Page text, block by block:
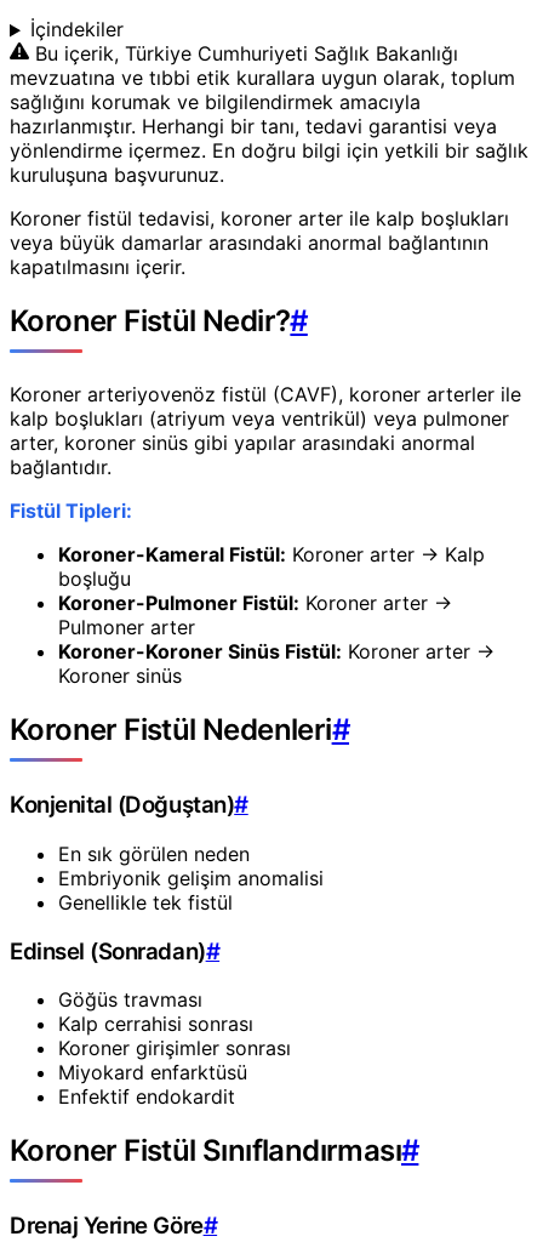
İçindekiler
Bu içerik, Türkiye Cumhuriyeti Sağlık Bakanlığı
mevzuatına ve tıbbi etik kurallara uygun olarak, toplum
sağlığını korumak ve bilgilendirmek amacıyla
hazırlanmıştır. Herhangi bir tanı, tedavi garantisi veya
yönlendirme içermez. En doğru bilgi için yetkili bir sağlık
kuruluşuna başvurunuz.
Koroner fistül tedavisi, koroner arter ile kalp boşlukları
veya büyük damarlar arasındaki anormal bağlantının
kapatılmasını içerir.
Koroner Fistül Nedir?#
Koroner arteriyovenöz fistül (CAVF), koroner arterler ile
kalp boşlukları (atriyum veya ventrikül) veya pulmoner
arter, koroner sinüs gibi yapılar arasındaki anormal
bağlantıdır.
Fistül Tipleri:
Koroner-Kameral Fistül: Koroner arter → Kalp
boşluğu
Koroner-Pulmoner Fistül: Koroner arter →
Pulmoner arter
Koroner-Koroner Sinüs Fistül: Koroner arter →
Koroner sinüs
Koroner Fistül Nedenleri#
Konjenital (Doğuştan)#
En sık görülen neden
Embriyonik gelişim anomalisi
Genellikle tek fistül
Edinsel (Sonradan)#
Göğüs travması
Kalp cerrahisi sonrası
Koroner girişimler sonrası
Miyokard enfarktüsü
Enfektif endokardit
Koroner Fistül Sınıflandırması#
Drenaj Yerine Göre#